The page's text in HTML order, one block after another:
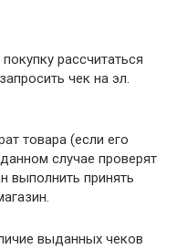
рассчитаться
чек на эл.
товара (если его
случае проверят
выполнить принять
выданных чеков